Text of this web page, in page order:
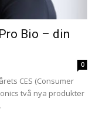
Bio – din
0
CES (Consumer
två nya produkter